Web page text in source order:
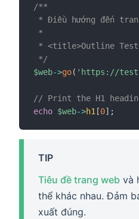
/**
* Điều hướng đến
*
* <title>Outline
*/
$web->go( 'https://test-
// Print the H1
echo $web->h1 [0] ;
TIP
Tiêu đề trang web và
thể khác nhau. Đảm
xuất đúng.